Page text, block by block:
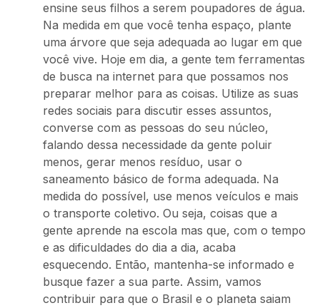
ensine seus filhos a serem poupadores de água.
Na medida em que você tenha espaço, plante
uma árvore que seja adequada ao lugar em que
você vive. Hoje em dia, a gente tem ferramentas
de busca na internet para que possamos nos
preparar melhor para as coisas. Utilize as suas
redes sociais para discutir esses assuntos,
converse com as pessoas do seu núcleo,
falando dessa necessidade da gente poluir
menos, gerar menos resíduo, usar o
saneamento básico de forma adequada. Na
medida do possível, use menos veículos e mais
o transporte coletivo. Ou seja, coisas que a
gente aprende na escola mas que, com o tempo
e as dificuldades do dia a dia, acaba
esquecendo. Então, mantenha-se informado e
busque fazer a sua parte. Assim, vamos
contribuir para que o Brasil e o planeta saiam